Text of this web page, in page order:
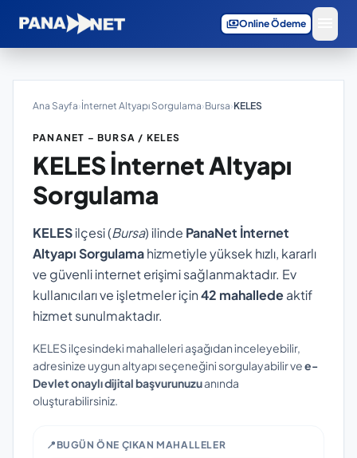
paymentsOnline Ödeme
Ana Sayfa›İnternet Altyapı Sorgulama›Bursa›KELES
PANANET – BURSA / KELES
KELES İnternet Altyapı
Sorgulama
KELESilçesi (Bursa) ilinde PanaNet İnternet
Altyapı Sorgulamahizmetiyle yüksek hızlı, kararlı
ve güvenli internet erişimi sağlanmaktadır. Ev
kullanıcıları ve işletmeler için42 mahalledeaktif
hizmet sunulmaktadır.
KELES ilçesindeki mahalleleri aşağıdan inceleyebilir,
adresinize uygun altyapı seçeneğini sorgulayabilir vee-
Devlet onaylı dijital başvurunuzuanında
oluşturabilirsiniz.
📍 BUGÜN ÖNE ÇIKAN MAHALLELER